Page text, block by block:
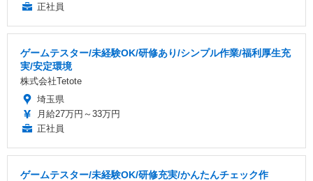
正社員
ゲームテスター/未経験OK/研修あり/シンプル作業/福利厚生充
実/安定環境
株式会社Tetote
埼玉県
月給27万円～33万円
正社員
ゲームテスター/未経験OK/研修充実/かんたんチェック作